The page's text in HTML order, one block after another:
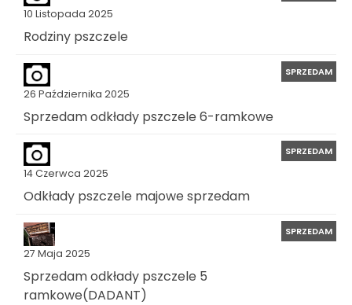
10 Listopada 2025
Rodziny pszczele
26 Października 2025
SPRZEDAM
Sprzedam odkłady pszczele 6-ramkowe
14 Czerwca 2025
SPRZEDAM
Odkłady pszczele majowe sprzedam
27 Maja 2025
SPRZEDAM
Sprzedam odkłady pszczele 5
ramkowe(DADANT)